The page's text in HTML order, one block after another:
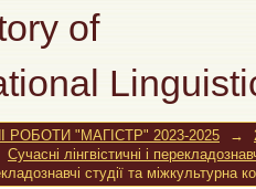
of
лінгвістичні і
мова і
РОБОТИ "МАГІСТР" 2023-2025 →
Сучасні лінгвістичні і
студії та